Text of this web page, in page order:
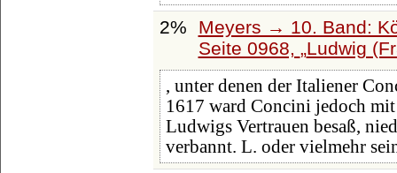
2%
Meyers → 10. Band:
Seite 0968,
Ludwig
, unter denen der Italiener
1617 ward Concini jedoch
Ludwigs Vertrauen besaß,
verbannt. L. oder vielmehr